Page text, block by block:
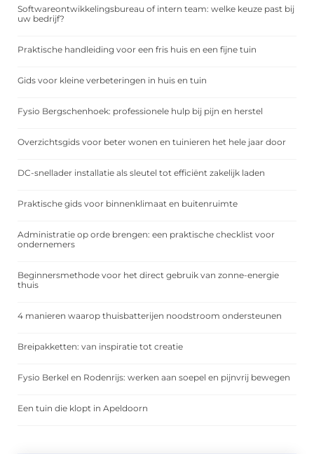
Softwareontwikkelingsbureau of intern team: welke keuze past bij
uw bedrijf?
Praktische handleiding voor een fris huis en een fijne tuin
Gids voor kleine verbeteringen in huis en tuin
Fysio Bergschenhoek: professionele hulp bij pijn en herstel
Overzichtsgids voor beter wonen en tuinieren het hele jaar door
DC-snellader installatie als sleutel tot efficiënt zakelijk laden
Praktische gids voor binnenklimaat en buitenruimte
Administratie op orde brengen: een praktische checklist voor
ondernemers
Beginnersmethode voor het direct gebruik van zonne-energie
thuis
4 manieren waarop thuisbatterijen noodstroom ondersteunen
Breipakketten: van inspiratie tot creatie
Fysio Berkel en Rodenrijs: werken aan soepel en pijnvrij bewegen
Een tuin die klopt in Apeldoorn